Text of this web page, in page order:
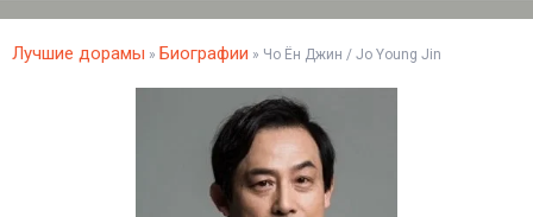
Лучшие дорамы » Биографии » Чо Ён Джин / Jo Young Jin